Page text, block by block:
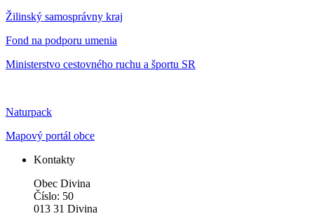
Žilinský samosprávny kraj
Fond na podporu umenia
Ministerstvo cestovného ruchu a športu SR
Naturpack
Mapový portál obce
Kontakty
Obec Divina
Číslo: 50
013 31 Divina